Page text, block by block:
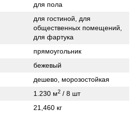
для пола
для гостиной, для
общественных помещений,
для фартука
прямоугольник
бежевый
дешево, морозостойкая
1.230 м2 / 8 шт
21,460 кг